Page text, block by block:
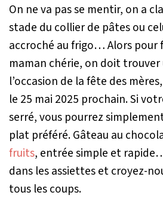
On ne va pas se mentir, on a
stade du collier de pâtes ou
accroché au frigo… Alors pour
maman chérie, on doit trouver
l’occasion de la fête des
le 25 mai 2025 prochain. Si
serré, vous pourrez
plat préféré. Gâteau au
fruits, entrée simple et
dans les assiettes et croyez-
tous les coups.